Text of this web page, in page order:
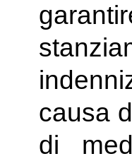
causa
di